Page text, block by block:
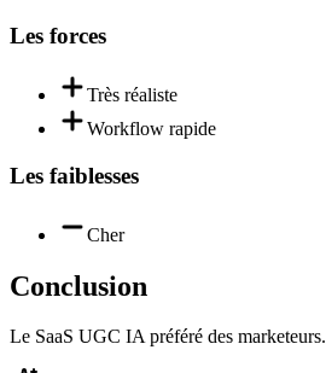
Les forces
Très réaliste
Workflow rapide
Les faiblesses
Cher
Conclusion
Le SaaS UGC IA préféré des marketeurs.